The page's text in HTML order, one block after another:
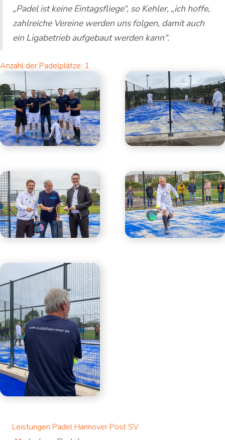
„Padel ist keine Eintagsfliege“, so Kehler, „ich hoffe,
zahlreiche Vereine werden uns folgen, damit auch
ein Ligabetrieb aufgebaut werden kann“.
Anzahl der Padelplätze: 1
Leistungen Padel Hannover Post SV